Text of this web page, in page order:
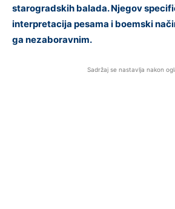
starogradskih balada. Njegov
interpretacija pesama i boemski
ga nezaboravnim.
Sadržaj se nastavlja nakon